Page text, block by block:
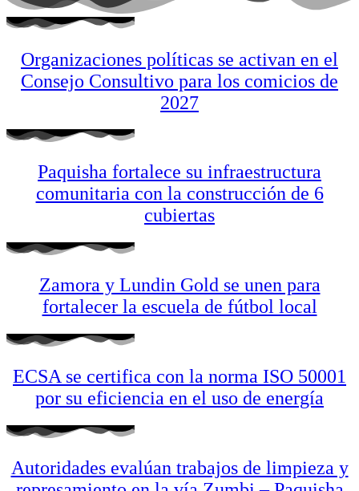
Organizaciones políticas se activan en el
Consejo Consultivo para los comicios de
2027
Paquisha fortalece su infraestructura
comunitaria con la construcción de 6
cubiertas
Zamora y Lundin Gold se unen para
fortalecer la escuela de fútbol local
ECSA se certifica con la norma ISO 50001
por su eficiencia en el uso de energía
Autoridades evalúan trabajos de limpieza y